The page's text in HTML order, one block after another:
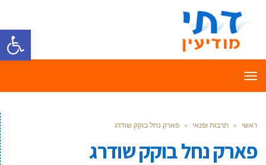
פתח
תפריט
ראשי » תרבות ופנאי » פארק נחל בוקק שודרג
פארק נחל בוקק שודרג